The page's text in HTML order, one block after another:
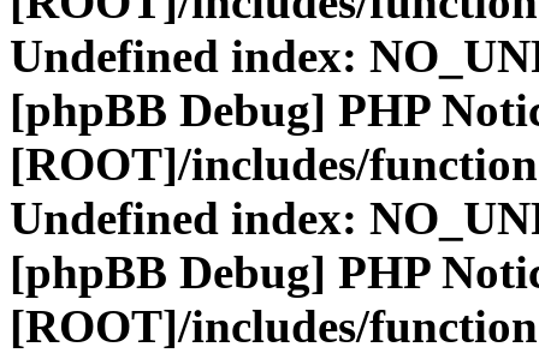
Undefined index:
[phpBB Debug] PHP
[ROOT]/includes/
Undefined index:
[phpBB Debug] PHP
[ROOT]/includes/